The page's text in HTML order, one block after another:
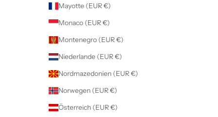
Mayotte (EUR €)
Monaco (EUR €)
Montenegro (EUR €)
Niederlande (EUR €)
Nordmazedonien (EUR €)
Norwegen (EUR €)
Österreich (EUR €)